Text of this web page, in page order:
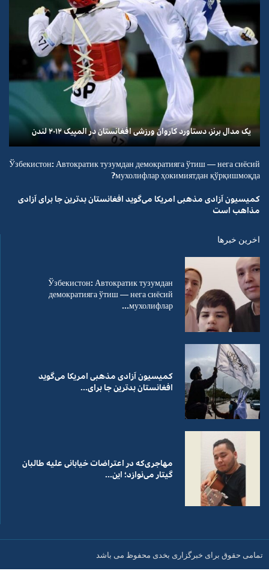
یک مدال برنز، دستاورد کاروان ورزشی افغانستان در المپیک ۲۰۱۲ لندن
Ўзбекистон: Автократик тузумдан демократияга ўтиш — нега сиёсий
мухолифлар ҳокимиятдан қўрқишмоқда?
کمیسیون آزادی مذهبی امریکا می‌گوید افغانستان بدترین جا برای آزادی
مذاهب است
اخرین خبرها
Ўзбекистон: Автократик тузумдан
демократияга ўтиш — нега сиёсий
мухолифлар...
کمیسیون آزادی مذهبی امریکا می‌گوید
افغانستان بدترین جا برای...
مهاجری‌که در اعتراضات خیابانی علیه طالبان
گیتار می‌نوازد؛ این...
تمامی حقوق برای خبرگزاری بخدی محفوظ می باشد